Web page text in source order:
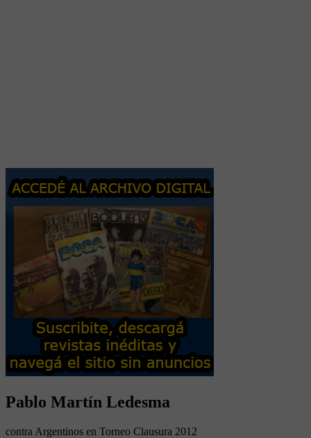
Pablo Martín Ledesma
contra Argentinos en Torneo Clausura 2012